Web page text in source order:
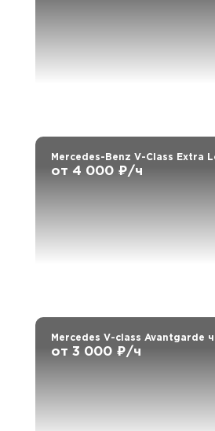
Mercedes-Benz V-Class Extra
от 4 000 ₽/ч
Mercedes V-class Avantgarde
от 3 000 ₽/ч